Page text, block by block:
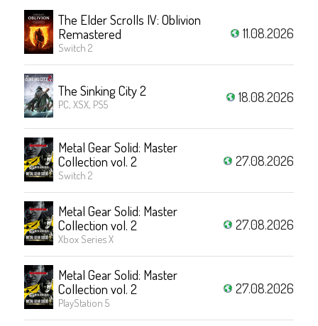
The Elder Scrolls IV: Oblivion
Remastered
Switch 2
11.08.2026
The Sinking City 2
PC, XSX, PS5 18.08.2026
Metal Gear Solid: Master
Collection vol. 2
Switch 2
27.08.2026
Metal Gear Solid: Master
Collection vol. 2
Xbox Series X
27.08.2026
Metal Gear Solid: Master
Collection vol. 2
PlayStation 5
27.08.2026